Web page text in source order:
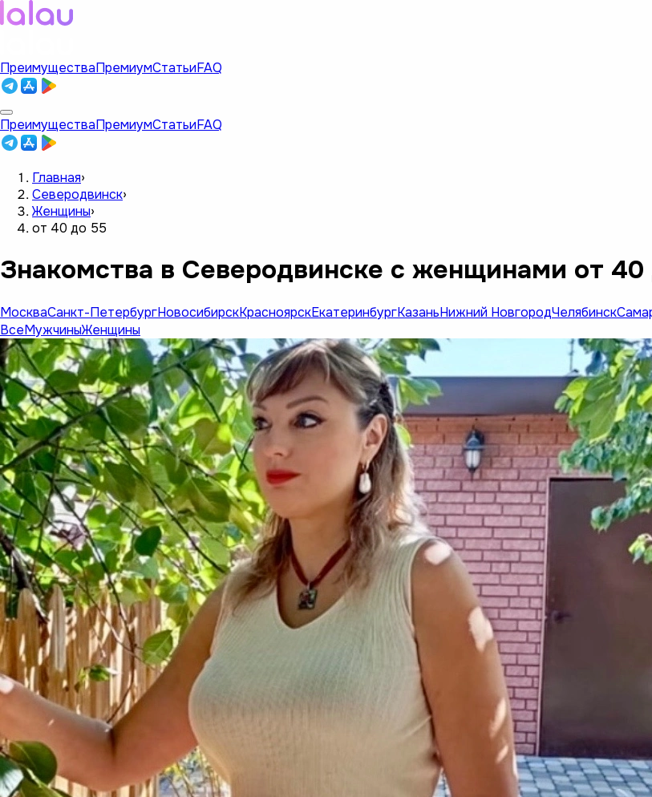
ПреимуществаПремиумСтатьиFAQ
ПреимуществаПремиумСтатьиFAQ
Главная›
Северодвинск›
Женщины›
от 40 до 55
Знакомства в Северодвинске с женщинами от 40
МоскваСанкт-ПетербургНовосибирскКрасноярскЕкатеринбургКазаньНижний НовгородЧелябинск
ВсеМужчиныЖенщины